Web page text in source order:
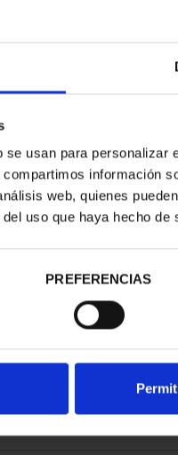
usan para
información
web, quienes
uso que haya hecho de
PREFERENCIAS
-